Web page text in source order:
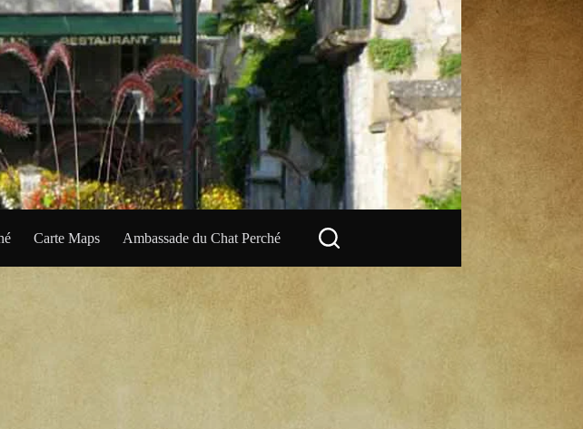
Carte Maps Ambassade du Chat Perché